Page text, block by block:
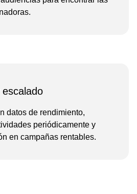
datos de rendimiento,
periódicamente y
en campañas rentables.